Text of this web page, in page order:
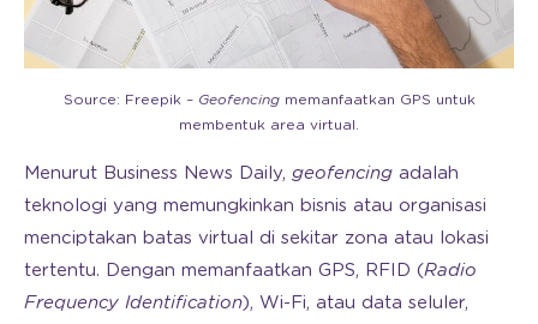
Source: Freepik – Geofencingmemanfaatkan GPS untuk
membentuk area virtual.
Menurut Business News Daily, geofencing adalah
teknologi yang memungkinkan bisnis atau organisasi
menciptakan batas virtual di sekitar zona atau lokasi
tertentu. Dengan memanfaatkan GPS, RFID (Radio
Frequency Identification), Wi-Fi, atau data seluler,